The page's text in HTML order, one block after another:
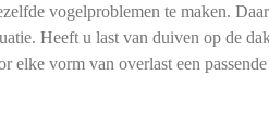
vogelproblemen te maken.
Heeft u last van duiven op de
elke vorm van overlast een